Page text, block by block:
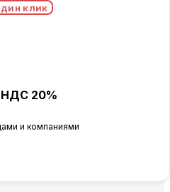
клик
НДС 20%
и компаниями